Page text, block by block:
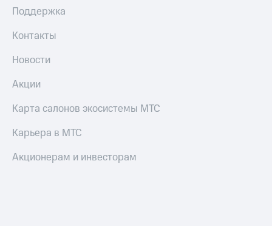
Поддержка
Контакты
Новости
Акции
Карта салонов экосистемы МТС
Карьера в МТС
Акционерам и инвесторам